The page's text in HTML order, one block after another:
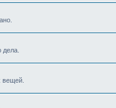
вещей.